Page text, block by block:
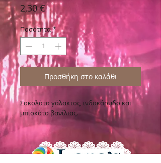
2,30 €Τιμή
Ποσότητα *
Προσθήκη στο καλάθι
Σοκολάτα γάλακτος, ινδοκάρυδο και
μπισκότο βανίλιας.